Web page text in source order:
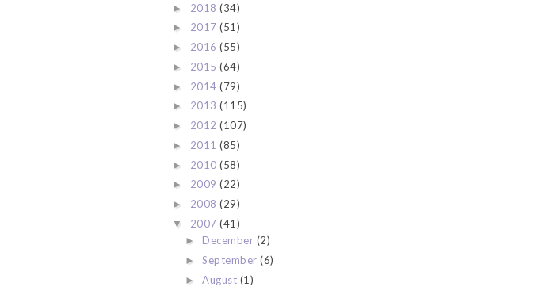
► 2018 (34)
► 2017 (51)
► 2016 (55)
► 2015 (64)
► 2014 (79)
► 2013 (115)
► 2012 (107)
► 2011 (85)
► 2010 (58)
► 2009 (22)
► 2008 (29)
▼ 2007 (41)
► December (2)
►September(6)
►August (1)